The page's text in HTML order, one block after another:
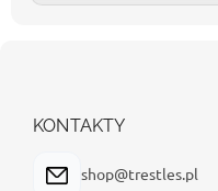
KONTAKTY
shop@trestles.pl